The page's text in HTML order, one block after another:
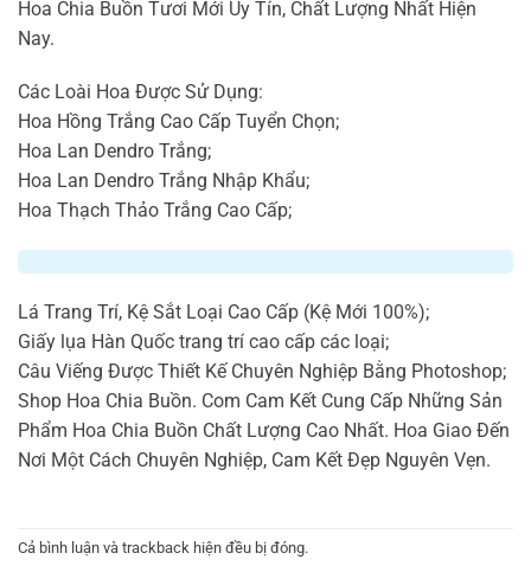
Hoa Chia Buồn Tươi Mới Uy Tín, Chất Lượng Nhất Hiện
Nay.
Các Loài Hoa Được Sử Dụng:
Hoa Hồng Trắng Cao Cấp Tuyển Chọn;
Hoa Lan Dendro Trắng;
Hoa Lan Dendro Trắng Nhập Khẩu;
Hoa Thạch Thảo Trắng Cao Cấp;
Lá Trang Trí, Kệ Sắt Loại Cao Cấp (Kệ Mới 100%);
Giấy lụa Hàn Quốc trang trí cao cấp các loại;
Câu Viếng Được Thiết Kế Chuyên Nghiệp Bằng Photoshop;
Shop Hoa Chia Buồn. Com Cam Kết Cung Cấp Những Sản
Phẩm Hoa Chia Buồn Chất Lượng Cao Nhất. Hoa Giao Đến
Nơi Một Cách Chuyên Nghiệp, Cam Kết Đẹp Nguyên Vẹn.
Cả bình luận và trackback hiện đều bị đóng.